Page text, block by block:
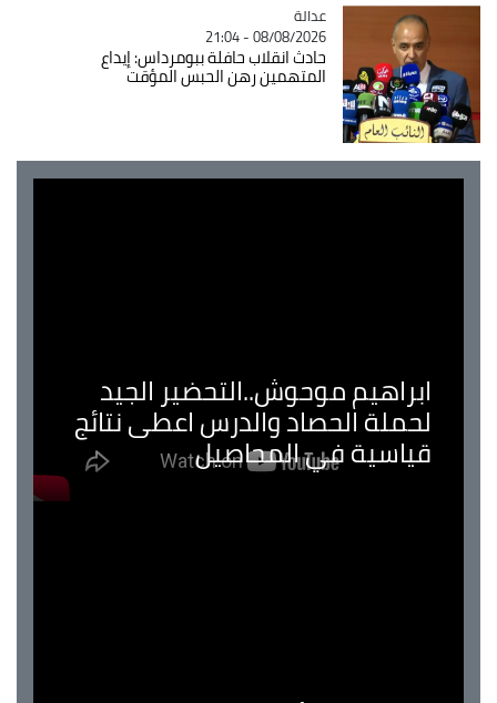
Catégorie
عدالة
08/08/2026 - 21:04
حادث انقلاب حافلة ببومرداس: إيداع
المتهمين رهن الحبس المؤقت
ابراهيم موحوش..التحضير الجيد
لحملة الحصاد والدرس اعطى نتائج
قياسية في المحاصيل